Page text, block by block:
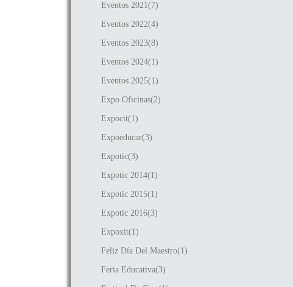
Eventos 2021(7)
Eventos 2022(4)
Eventos 2023(8)
Eventos 2024(1)
Eventos 2025(1)
Expo Oficinas(2)
Expocit(1)
Expoeducar(3)
Expotic(3)
Expotic 2014(1)
Expotic 2015(1)
Expotic 2016(3)
Expoxit(1)
Feliz Día Del Maestro(1)
Feria Educativa(3)